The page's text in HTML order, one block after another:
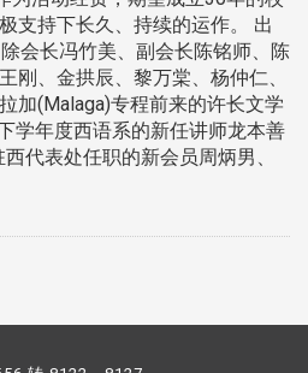
支持下长久、持续的运作。 出
会长冯竹美、副会长陈铭师、陈
刚、金拱辰、黎万棠、杨仲仁、
加(Malaga)专程前来的许长文学
学年度西语系的新任讲师龙本善
代表处任职的新会员周炳男、